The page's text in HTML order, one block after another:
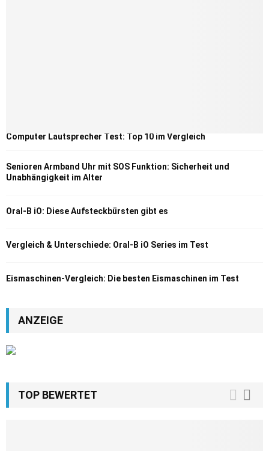
Computer Lautsprecher Test: Top 10 im Vergleich
Senioren Armband Uhr mit SOS Funktion: Sicherheit und
Unabhängigkeit im Alter
Oral-B iO: Diese Aufsteckbürsten gibt es
Vergleich & Unterschiede: Oral-B iO Series im Test
Eismaschinen-Vergleich: Die besten Eismaschinen im Test
ANZEIGE
TOP BEWERTET